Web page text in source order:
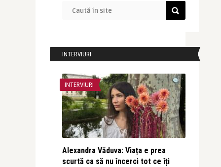
INTERVIURI
INTERVIURI
Alexandra Văduva: Viața e prea
scurtă ca să nu încerci tot ce îți